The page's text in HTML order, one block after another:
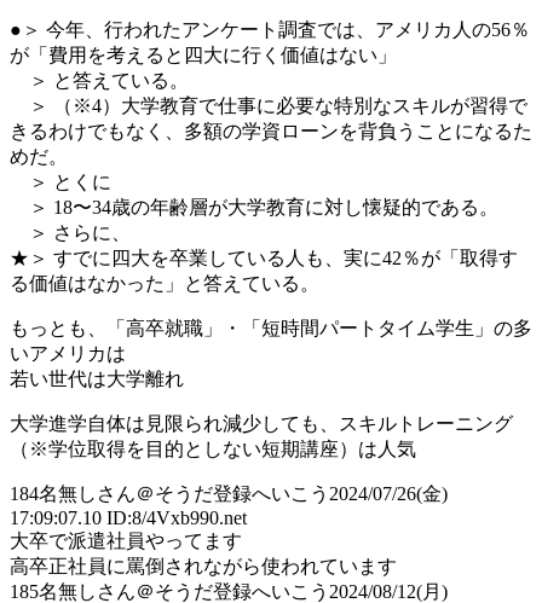
●＞ 今年、行われたアンケート調査では、アメリカ人の56％
が「費用を考えると四大に行く価値はない」
＞ と答えている。
＞ （※4）大学教育で仕事に必要な特別なスキルが習得で
きるわけでもなく、多額の学資ローンを背負うことになるた
めだ。
＞ とくに
＞ 18〜34歳の年齢層が大学教育に対し懐疑的である。
＞ さらに、
★＞ すでに四大を卒業している人も、実に42％が「取得す
る価値はなかった」と答えている。
もっとも、「高卒就職」・「短時間パートタイム学生」の多
いアメリカは
若い世代は大学離れ
大学進学自体は見限られ減少しても、スキルトレーニング
（※学位取得を目的としない短期講座）は人気
184名無しさん＠そうだ登録へいこう 2024/07/26(金)
17:09:07.10 ID:8/4Vxb990.net
大卒で派遣社員やってます
高卒正社員に罵倒されながら使われています
185名無しさん＠そうだ登録へいこう 2024/08/12(月)